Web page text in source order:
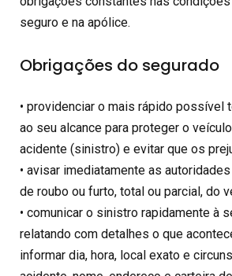
seguro e na apólice.
Obrigações do segurado
• providenciar o mais rápido possível
ao seu alcance para proteger o
acidente (sinistro) e evitar que os
• avisar imediatamente as
de roubo ou furto, total ou parcial, do
• comunicar o sinistro rapidamente à
relatando com detalhes o que
informar dia, hora, local exato e